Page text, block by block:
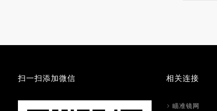
扫一扫添加微信 相关连接
瞄准镜网